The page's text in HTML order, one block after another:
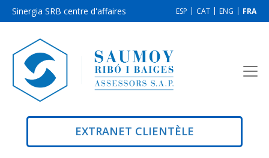
Sinergia SRB centre d'affaires ESP CAT ENG FRA
EXTRANET CLIENTÈLE